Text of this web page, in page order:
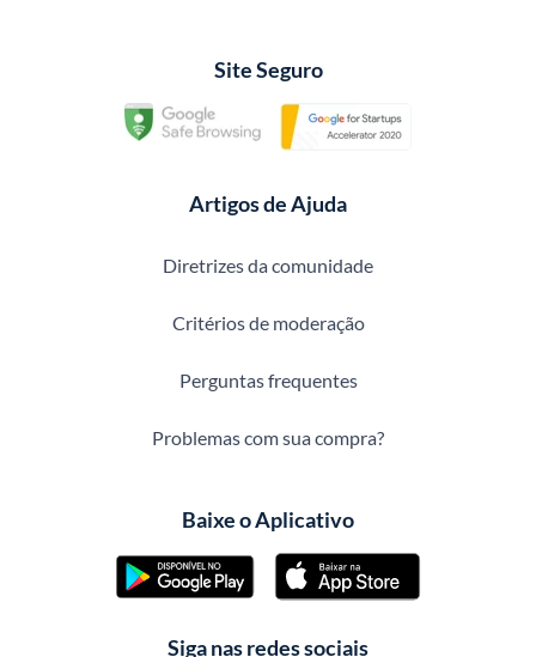
Site Seguro
Artigos de Ajuda
Diretrizes da comunidade
Critérios de moderação
Perguntas frequentes
Problemas com sua compra?
Baixe o Aplicativo
Siga nas redes sociais